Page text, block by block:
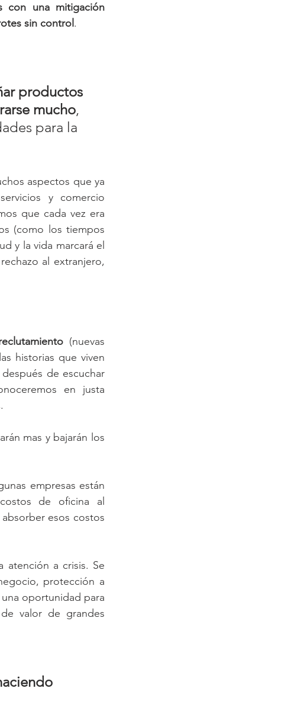
con una mitigación
sin control .
productos
mucho,
para la
aspectos que ya
y comercio
que cada vez era
(como los tiempos
y la vida marcará el
al extranjero,
(nuevas
historias que viven
de escuchar
en justa
mas y bajarán los
empresas están
de oficina al
esos costos
atención a crisis. Se
protección a
oportunidad para
valor de grandes